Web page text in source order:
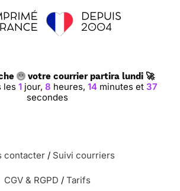
votre courrier partira lundi 🚀
les 1jour, 8 heures, 14minutes et 36
secondes
contacter / Suivi courriers
CGV & RGPD / Tarifs